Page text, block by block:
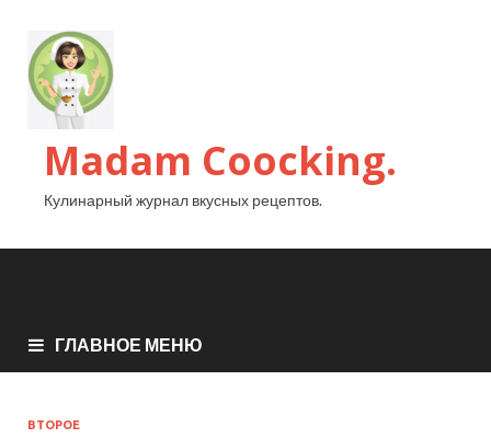
Madam Coocking.
Кулинарный журнал вкусных рецептов.
ГЛАВНОЕ МЕНЮ
ВТОРОЕ